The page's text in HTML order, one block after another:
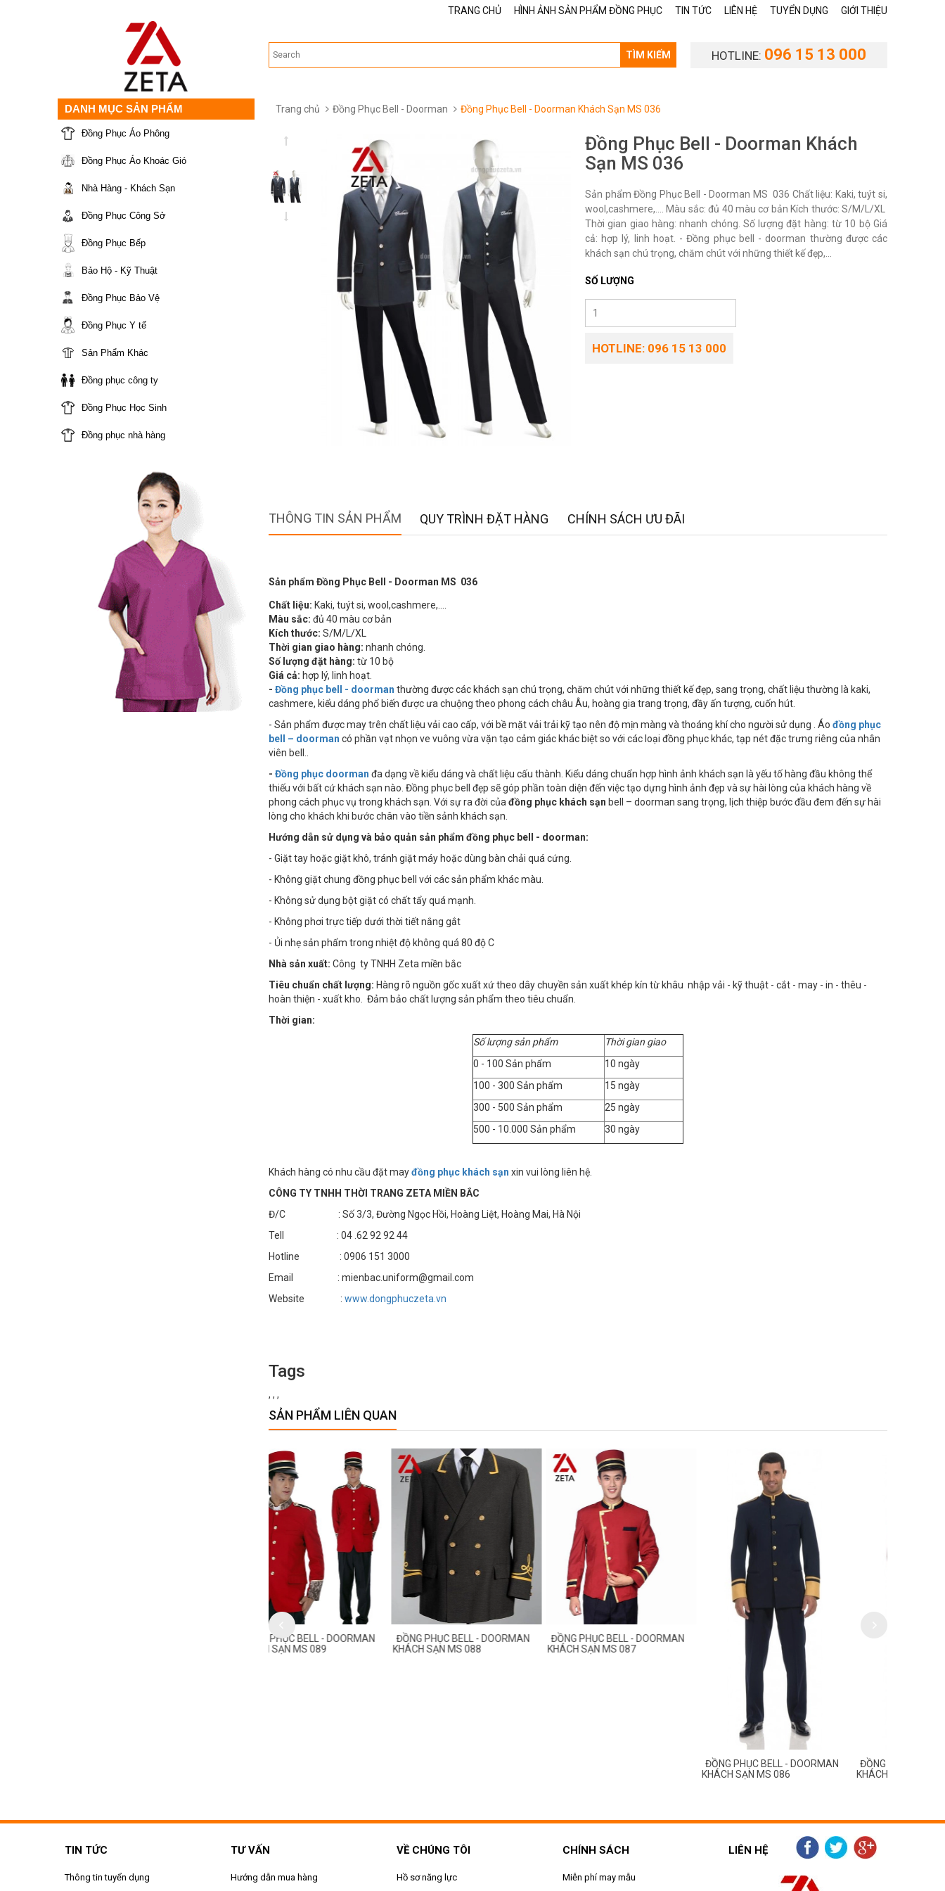
TRANG CHỦ HÌNH ẢNH SẢN PHẨM ĐỒNG PHỤC TIN TỨC LIÊN HỆ TUYỂN DỤNG GIỚI THIỆU
HOTLINE: 096 15 13 000
TÌM KIẾM
DANH MỤC SẢN PHẨM
Đồng Phục Áo Phông
Đồng Phục Áo Khoác Gió
Nhà Hàng - Khách Sạn
Đồng Phục Công Sở
Đồng Phục Bếp
Bảo Hộ - Kỹ Thuật
Đồng Phục Bảo Vệ
Đồng Phục Y tế
Sản Phẩm Khác
Đồng phục công ty
Đồng Phục Học Sinh
Đồng phục nhà hàng
Trang chủ Đồng Phục Bell - Doorman Đồng Phục Bell - Doorman Khách Sạn MS 036
Đồng Phục Bell - Doorman Khách
Sạn MS 036
Sản phẩm Đồng Phục Bell - Doorman MS 036 Chất liệu: Kaki, tuýt si,
wool,cashmere,…. Màu sắc: đủ 40 màu cơ bản Kích thước: S/M/L/XL
Thời gian giao hàng: nhanh chóng. Số lượng đặt hàng: từ 10 bộ Giá
cả: hợp lý, linh hoạt. - Đồng phục bell - doorman thường được các
khách sạn chú trọng, chăm chút với những thiết kế đẹp,...
SỐ LƯỢNG
HOTLINE: 096 15 13 000
THÔNG TIN SẢN PHẨM QUY TRÌNH ĐẶT HÀNG CHÍNH SÁCH ƯU ĐÃI
Sản phẩm Đồng Phục Bell - Doorman MS 036
Chất liệu: Kaki, tuýt si, wool,cashmere,….
Màu sắc: đủ 40 màu cơ bản
Kích thước: S/M/L/XL
Thời gian giao hàng: nhanh chóng.
Số lượng đặt hàng: từ 10 bộ
Giá cả: hợp lý, linh hoạt.
- Đồng phục bell - doorman thường được các khách sạn chú trọng, chăm chút với những thiết kế đẹp, sang trọng, chất liệu thường là kaki,
cashmere, kiểu dáng phổ biến được ưa chuộng theo phong cách châu Âu, hoàng gia trang trọng, đầy ấn tượng, cuốn hút.
- Sản phẩm được may trên chất liệu vải cao cấp, với bề mặt vải trải kỹ tạo nên độ mịn màng và thoáng khí cho người sử dụng . Áo đồng phục
bell – doorman có phần vạt nhọn ve vuông vừa vặn tạo cảm giác khác biệt so với các loại đồng phục khác, tạp nét đặc trưng riêng của nhân
viên bell..
- Đồng phục doorman đa dạng về kiểu dáng và chất liệu cấu thành. Kiểu dáng chuẩn hợp hình ảnh khách sạn là yếu tố hàng đầu không thể
thiếu với bất cứ khách sạn nào. Đồng phục bell đẹp sẽ góp phần toàn diện đến việc tạo dựng hình ảnh đẹp và sự hài lòng của khách hàng về
phong cách phục vụ trong khách sạn. Với sự ra đời của đồng phục khách sạn bell – doorman sang trọng, lịch thiệp bước đầu đem đến sự hài
lòng cho khách khi bước chân vào tiền sảnh khách sạn.
Hướng dẫn sử dụng và bảo quản sản phẩm đồng phục bell - doorman:
- Giặt tay hoặc giặt khô, tránh giặt máy hoặc dùng bàn chải quá cứng.
- Không giặt chung đồng phục bell với các sản phẩm khác màu.
- Không sử dụng bột giặt có chất tẩy quá mạnh.
- Không phơi trực tiếp dưới thời tiết nắng gắt
- Ủi nhẹ sản phẩm trong nhiệt độ không quá 80 độ C
Nhà sản xuất: Công ty TNHH Zeta miền bắc
Tiêu chuẩn chất lượng: Hàng rõ nguồn gốc xuất xứ theo dây chuyền sản xuất khép kín từ khâu nhập vải - kỹ thuật - cắt - may - in - thêu -
hoàn thiện - xuất kho. Đảm bảo chất lượng sản phẩm theo tiêu chuẩn.
Thời gian:
Số lượng sản phẩm
Thời gian giao
0 - 100 Sản phẩm
10 ngày
100 - 300 Sản phẩm
15 ngày
300 - 500 Sản phẩm
25 ngày
500 - 10.000 Sản phẩm
30 ngày
Khách hàng có nhu cầu đặt mayđồng phục khách sạn xin vui lòng liên hệ.
CÔNG TY TNHH THỜI TRANG ZETA MIỀN BẮC
Đ/C : Số 3/3, Đường Ngọc Hồi, Hoàng Liệt, Hoàng Mai, Hà Nội
Tell : 04 .62 92 92 44
Hotline : 0906 151 3000
Email : mienbac.uniform@gmail.com
Website : www.dongphuczeta.vn
Tags
, , ,
SẢN PHẨM LIÊN QUAN
ĐỒNG PHỤC BELL - DOORMAN
KHÁCH SẠN MS 088
ĐỒNG PHỤC BELL - DOORMAN
KHÁCH SẠN MS 087
ĐỒNG PHỤC BELL - DOORMAN
ĐỒNG PHỤC BELL - DOORMAN
KHÁCH SẠN MS 085
TIN TỨC
Thông tin tuyển dụng
TƯ VẤN
Hướng dẫn mua hàng
VỀ CHÚNG TÔI
Hồ sơ năng lực
CHÍNH SÁCH
Miễn phí may mẫu
LIÊN HỆ